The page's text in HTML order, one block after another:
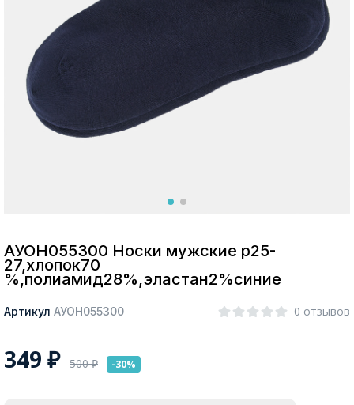
АУОН055300 Носки мужские р25-
27,хлопок70
%,полиамид28%,эластан2%синие
Артикул АУОН055300 0 отзывов
349 ₽ 500₽ -30%